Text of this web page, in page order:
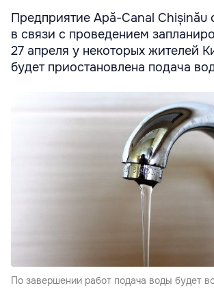
Предприятие Apă-Canal Chișinău
в связи с проведением
27 апреля у некоторых жителей
будет приостановлена подача
По завершении работ подача воды будет